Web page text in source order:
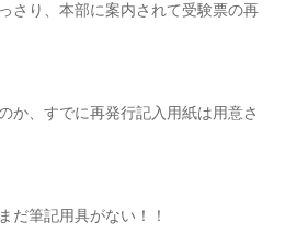
さり、本部に案内されて受験票の再
か、すでに再発行記入用紙は用意さ
だ筆記用具がない！！